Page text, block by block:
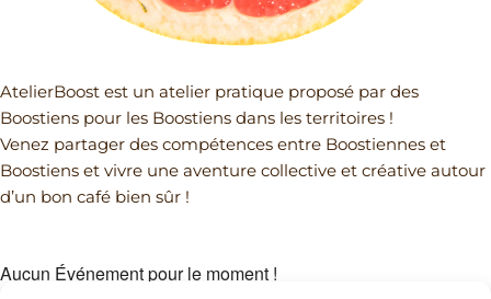
AtelierBoost est un atelier pratique proposé par des
Boostiens pour les Boostiens dans les territoires !
Venez partager des compétences entre Boostiennes et
Boostiens et vivre une aventure collective et créative autour
d’un bon café bien sûr !
Aucun Événement pour le moment !